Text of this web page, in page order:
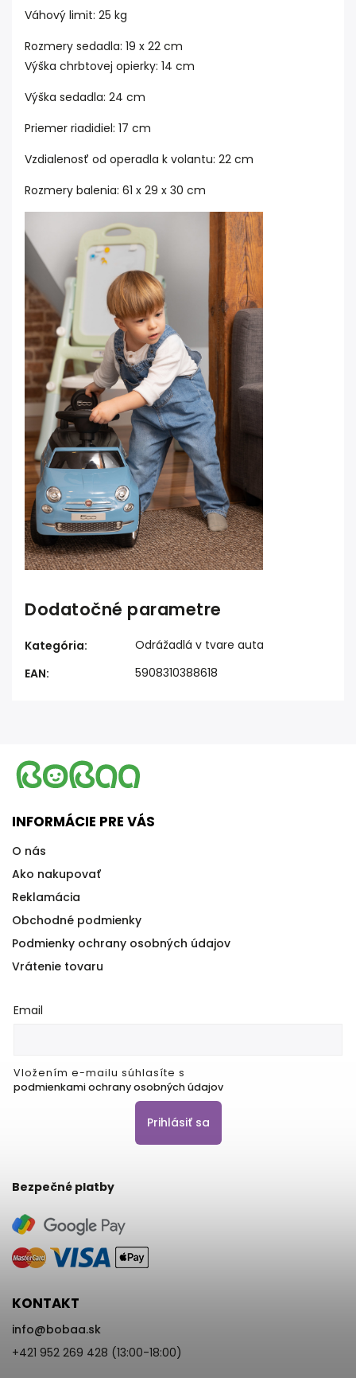
Váhový limit: 25 kg
Rozmery sedadla: 19 x 22 cm
Výška chrbtovej opierky: 14 cm
Výška sedadla: 24 cm
Priemer riadidiel: 17 cm
Vzdialenosť od operadla k volantu: 22 cm
Rozmery balenia: 61 x 29 x 30 cm
Dodatočné parametre
Kategória:
Odrážadlá v tvare auta
EAN: 5908310388618
INFORMÁCIE PRE VÁS
O nás
Ako nakupovať
Reklamácia
Obchodné podmienky
Podmienky ochrany osobných údajov
Vrátenie tovaru
Email
Vložením e-mailu súhlasíte s
podmienkami ochrany osobných údajov
Prihlásiť sa
Bezpečné platby
KONTAKT
info@bobaa.sk
+421 952 269 428 (13:00-18:00)